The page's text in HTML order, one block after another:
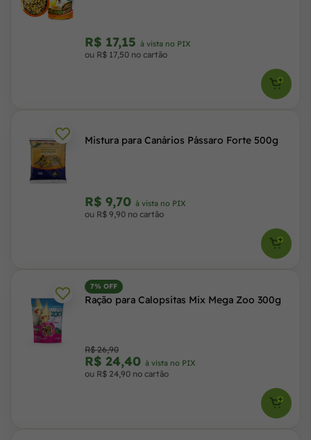
R$ 17,15 à vista no PIX
ou R$ 17,50 no cartão
Mistura para Canários Pássaro Forte 500g
R$ 9,70 à vista no PIX
ou R$ 9,90 no cartão
7% OFF
Ração para Calopsitas Mix Mega Zoo 300g
R$ 26,90
R$ 24,40 à vista no PIX
ou R$ 24,90 no cartão